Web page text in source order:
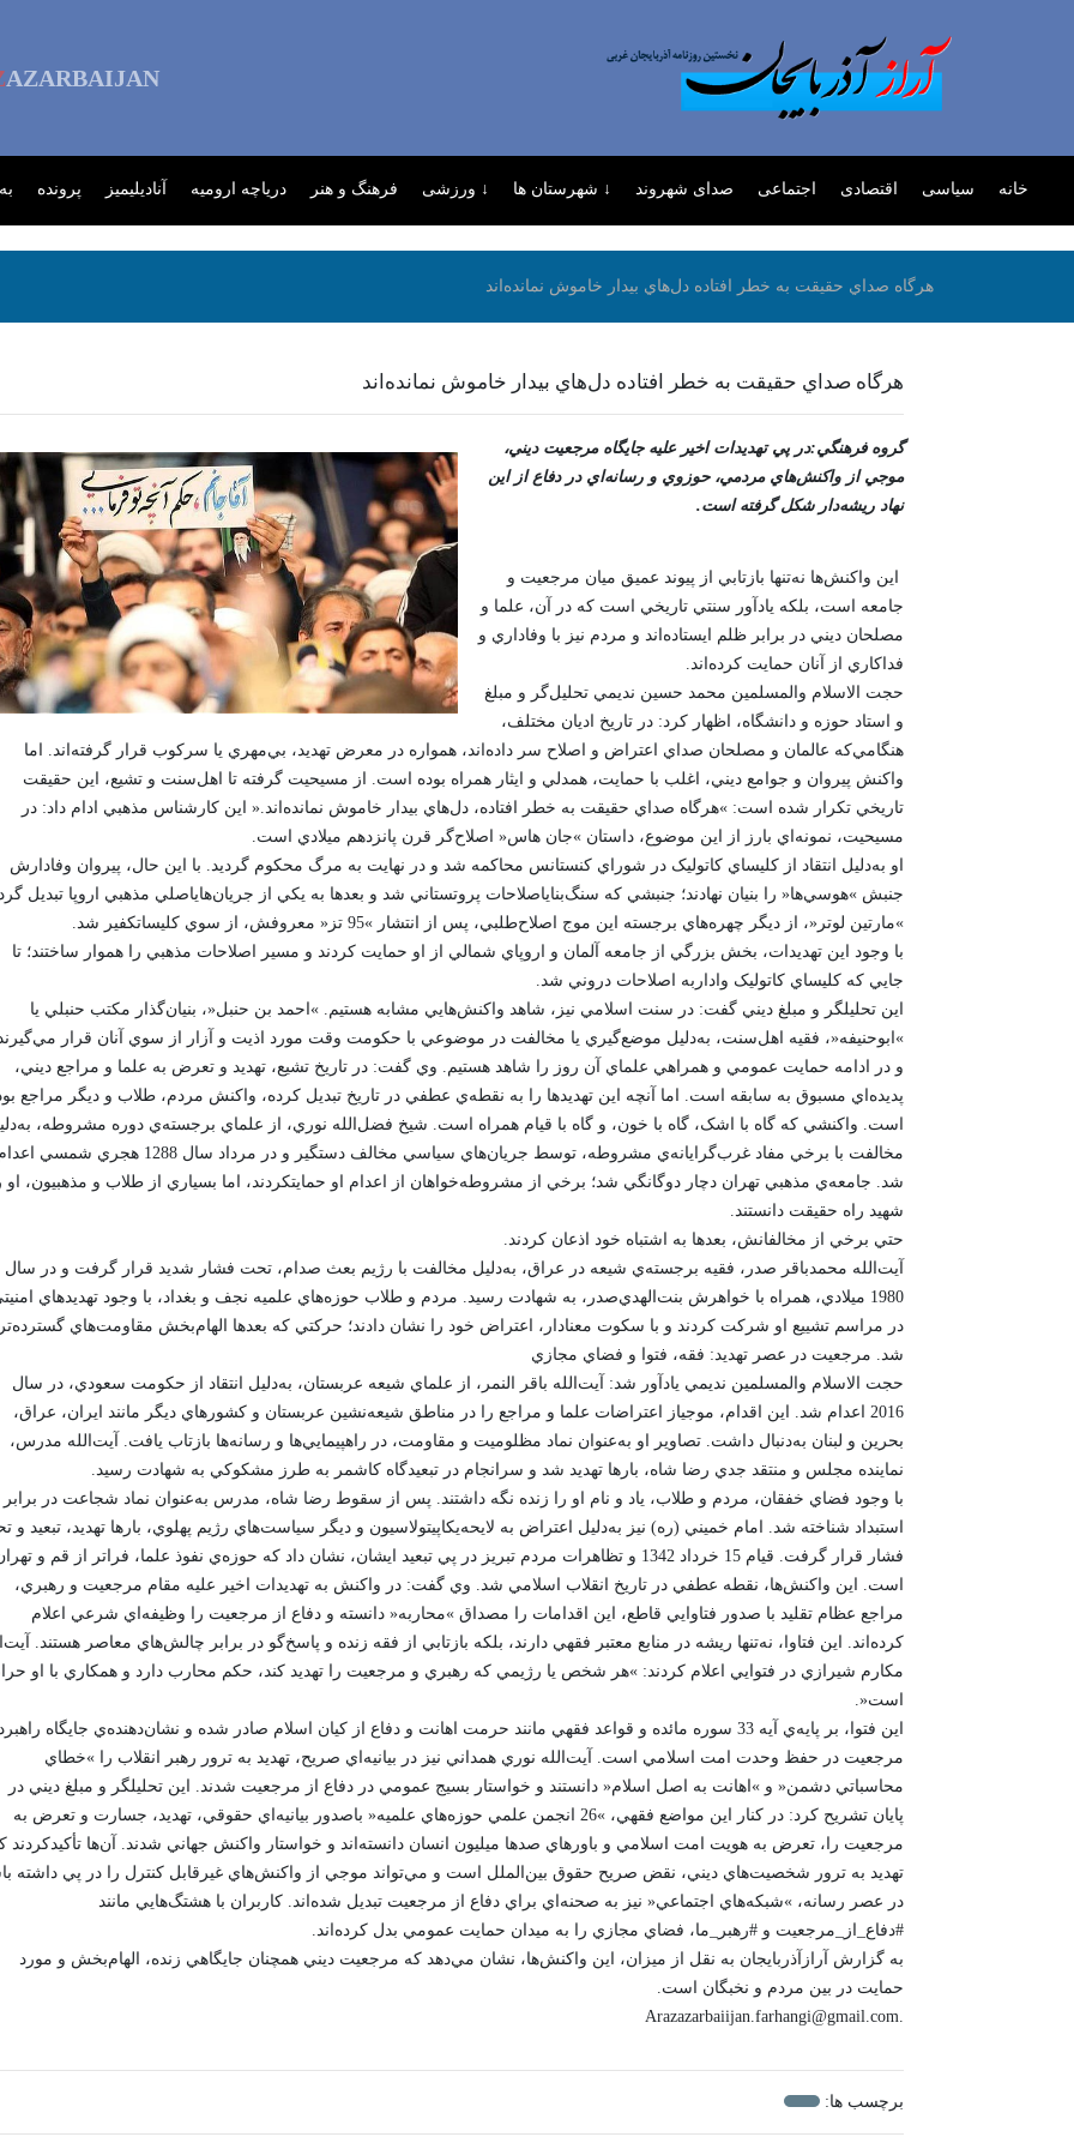
AZARBAIJAN
خانه سیاسی اقتصادی اجتماعی صدای شهروند ↓ شهرستان ها ↓ ورزشی فرهنگ و هنر دریاچه ارومیه آنادیلیمیز پرونده
هرگاه صداي حقيقت به خطر افتاده دل‌هاي بيدار خاموش نمانده‌اند
هرگاه صداي حقيقت به خطر افتاده دل‌هاي بيدار خاموش نمانده‌اند
گروه فرهنگي:در پي تهديدات اخير عليه جايگاه مرجعيت ديني،
موجي از واکنش‌هاي مردمي، حوزوي و رسانه‌اي در دفاع از اين
نهاد ريشه‌دار شکل گرفته است.
اين واکنش‌ها نه‌تنها بازتابي از پيوند عميق ميان مرجعيت و
جامعه است، بلکه يادآور سنتي تاريخي است که در آن، علما و
مصلحان ديني در برابر ظلم ايستاده‌اند و مردم نيز با وفاداري و
فداکاري از آنان حمايت کرده‌اند.
حجت الاسلام والمسلمين محمد حسين نديمي تحليل‌گر و مبلغ
و استاد حوزه و دانشگاه، اظهار کرد: در تاريخ اديان مختلف،
هنگامي‌که عالمان و مصلحان صداي اعتراض و اصلاح سر داده‌اند، همواره در معرض تهديد، بي‌مهري يا سرکوب قرار گرفته‌اند. اما
واکنش پيروان و جوامع ديني، اغلب با حمايت، همدلي و ايثار همراه بوده است. از مسيحيت گرفته تا اهل‌سنت و تشيع، اين حقيقت
تاريخي تکرار شده است: »هرگاه صداي حقيقت به خطر افتاده، دل‌هاي بيدار خاموش نمانده‌اند.« اين کارشناس مذهبي ادام داد: در
مسيحيت، نمونه‌اي بارز از اين موضوع، داستان »جان هاس« اصلاح‌گر قرن پانزدهم ميلادي است.
او به‌دليل انتقاد از کليساي کاتوليک در شوراي کنستانس محاکمه شد و در نهايت به مرگ محکوم گرديد. با اين حال، پيروان وفادارش
جنبش »هوسي‌ها« را بنيان نهادند؛ جنبشي که سنگ‌بناياصلاحات پروتستاني شد و بعدها به يکي از جريان‌هاياصلي مذهبي اروپا تبديل
»مارتين لوتر«، از ديگر چهره‌هاي برجسته اين موج اصلاح‌طلبي، پس از انتشار »95 تز« معروفش، از سوي کليساتکفير شد.
با وجود اين تهديدات، بخش بزرگي از جامعه آلمان و اروپاي شمالي از او حمايت کردند و مسير اصلاحات مذهبي را هموار ساختند؛ تا
جايي که کليساي کاتوليک واداربه اصلاحات دروني شد.
اين تحليلگر و مبلغ ديني گفت: در سنت اسلامي نيز، شاهد واکنش‌هايي مشابه هستيم. »احمد بن حنبل«، بنيان‌گذار مکتب حنبلي يا
»ابوحنيفه«، فقيه اهل‌سنت، به‌دليل موضع‌گيري يا مخالفت در موضوعي با حکومت وقت مورد اذيت و آزار از سوي آنان قرار
و در ادامه حمايت عمومي و همراهي علماي آن روز را شاهد هستيم. وي گفت: در تاريخ تشيع، تهديد و تعرض به علما و مراجع ديني،
پديده‌اي مسبوق به سابقه است. اما آنچه اين تهديدها را به نقطه‌ي عطفي در تاريخ تبديل کرده، واکنش مردم، طلاب و ديگر مراجع
است. واکنشي که گاه با اشک، گاه با خون، و گاه با قيام همراه است. شيخ فضل‌الله نوري، از علماي برجسته‌ي دوره مشروطه،
مخالفت با برخي مفاد غرب‌گرايانه‌ي مشروطه، توسط جريان‌هاي سياسي مخالف دستگير و در مرداد سال 1288 هجري شمسي
شد. جامعه‌ي مذهبي تهران دچار دوگانگي شد؛ برخي از مشروطه‌خواهان از اعدام او حمايتکردند، اما بسياري از طلاب و مذهبيون، او
شهيد راه حقيقت دانستند.
حتي برخي از مخالفانش، بعدها به اشتباه خود اذعان کردند.
آيت‌الله محمدباقر صدر، فقيه برجسته‌ي شيعه در عراق، به‌دليل مخالفت با رژيم بعث صدام، تحت فشار شديد قرار گرفت و در سال
1980 ميلادي، همراه با خواهرش بنت‌الهدي‌صدر، به شهادت رسيد. مردم و طلاب حوزه‌هاي علميه نجف و بغداد، با وجود تهديدهاي
در مراسم تشييع او شرکت کردند و با سکوت معنادار، اعتراض خود را نشان دادند؛ حرکتي که بعدها الهام‌بخش مقاومت‌هاي
شد. مرجعيت در عصر تهديد: فقه، فتوا و فضاي مجازي
حجت الاسلام والمسلمين نديمي يادآور شد: آيت‌الله باقر النمر، از علماي شيعه عربستان، به‌دليل انتقاد از حکومت سعودي، در سال
2016 اعدام شد. اين اقدام، موجياز اعتراضات علما و مراجع را در مناطق شيعه‌نشين عربستان و کشورهاي ديگر مانند ايران، عراق،
بحرين و لبنان به‌دنبال داشت. تصاوير او به‌عنوان نماد مظلوميت و مقاومت، در راهپيمايي‌ها و رسانه‌ها بازتاب يافت. آيت‌الله مدرس،
نماينده مجلس و منتقد جدي رضا شاه، بارها تهديد شد و سرانجام در تبعيدگاه کاشمر به طرز مشکوکي به شهادت رسيد.
با وجود فضاي خفقان، مردم و طلاب، ياد و نام او را زنده نگه داشتند. پس از سقوط رضا شاه، مدرس به‌عنوان نماد شجاعت در برابر
استبداد شناخته شد. امام خميني (ره) نيز به‌دليل اعتراض به لايحه‌يکاپيتولاسيون و ديگر سياست‌هاي رژيم پهلوي، بارها تهديد، تبعيد و
فشار قرار گرفت. قيام 15 خرداد 1342 و تظاهرات مردم تبريز در پي تبعيد ايشان، نشان داد که حوزه‌ي نفوذ علما، فراتر از قم و
است. اين واکنش‌ها، نقطه عطفي در تاريخ انقلاب اسلامي شد. وي گفت: در واکنش به تهديدات اخير عليه مقام مرجعيت و رهبري،
مراجع عظام تقليد با صدور فتاوايي قاطع، اين اقدامات را مصداق »محاربه« دانسته و دفاع از مرجعيت را وظيفه‌اي شرعي اعلام
کرده‌اند. اين فتاوا، نه‌تنها ريشه در منابع معتبر فقهي دارند، بلکه بازتابي از فقه زنده و پاسخ‌گو در برابر چالش‌هاي معاصر هستند.
مکارم شيرازي در فتوايي اعلام کردند: »هر شخص يا رژيمي که رهبري و مرجعيت را تهديد کند، حکم محارب دارد و همکاري با او
است«.
اين فتوا، بر پايه‌ي آيه 33 سوره مائده و قواعد فقهي مانند حرمت اهانت و دفاع از کيان اسلام صادر شده و نشان‌دهنده‌ي جايگاه
مرجعيت در حفظ وحدت امت اسلامي است. آيت‌الله نوري همداني نيز در بيانيه‌اي صريح، تهديد به ترور رهبر انقلاب را »خطاي
محاسباتي دشمن« و »اهانت به اصل اسلام« دانستند و خواستار بسيج عمومي در دفاع از مرجعيت شدند. اين تحليلگر و مبلغ ديني در
پايان تشريح کرد: در کنار اين مواضع فقهي، »26 انجمن علمي حوزه‌هاي علميه« باصدور بيانيه‌اي حقوقي، تهديد، جسارت و تعرض به
مرجعيت را، تعرض به هويت امت اسلامي و باورهاي صدها ميليون انسان دانسته‌اند و خواستار واکنش جهاني شدند. آن‌ها تأکيدکردند
تهديد به ترور شخصيت‌هاي ديني، نقض صريح حقوق بين‌الملل است و مي‌تواند موجي از واکنش‌هاي غيرقابل کنترل را در پي داشته
در عصر رسانه، »شبکه‌هاي اجتماعي« نيز به صحنه‌اي براي دفاع از مرجعيت تبديل شده‌اند. کاربران با هشتگ‌هايي مانند
#دفاع_از_مرجعيت و #رهبر_ما، فضاي مجازي را به ميدان حمايت عمومي بدل کرده‌اند.
به گزارش آرازآذربايجان به نقل از ميزان، اين واکنش‌ها، نشان مي‌دهد که مرجعيت ديني همچنان جايگاهي زنده، الهام‌بخش و مورد
حمايت در بين مردم و نخبگان است.
.Arazazarbaiijan.farhangi@gmail.com
برچسب ها: